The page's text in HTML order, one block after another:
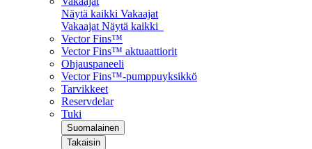
Näytä kaikki Vakaajat
Vakaajat Näytä kaikki
Vector Fins™
Vector Fins™ aktuaattiorit
Ohjauspaneeli
Vector Fins™-pumppuyksikkö
Tarvikkeet
Reservdelar
Tuki
Suomalainen
Takaisin